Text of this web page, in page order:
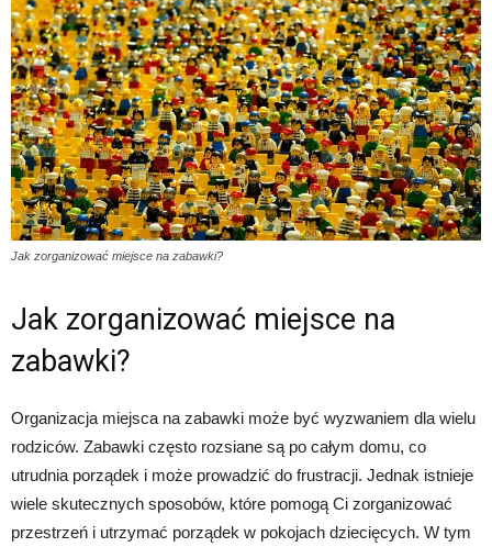
Jak zorganizować miejsce na zabawki?
Jak zorganizować miejsce na
zabawki?
Organizacja miejsca na zabawki może być wyzwaniem dla wielu
rodziców. Zabawki często rozsiane są po całym domu, co
utrudnia porządek i może prowadzić do frustracji. Jednak istnieje
wiele skutecznych sposobów, które pomogą Ci zorganizować
przestrzeń i utrzymać porządek w pokojach dziecięcych. W tym